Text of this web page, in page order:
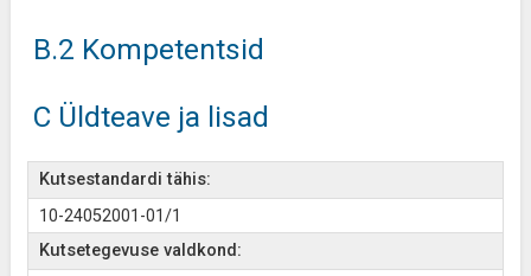
B.2 Kompetentsid
C Üldteave ja lisad
Kutsestandardi tähis:
10-24052001-01/1
Kutsetegevuse valdkond: